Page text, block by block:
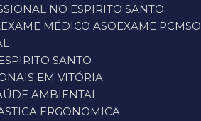
NO ESPIRITO SANTO
EXAME MÉDICO ASO EXAME PCMSO
SANTO
EM VITÓRIA
AMBIENTAL
ERGONOMICA